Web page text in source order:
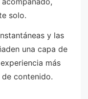
solo.
y las
una capa de
más
contenido.